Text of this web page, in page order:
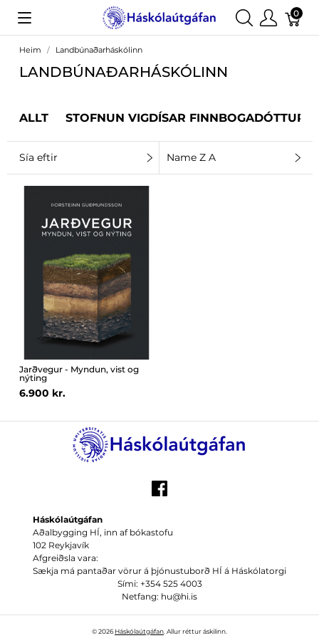
0
Heim Landbúnaðarháskólinn
LANDBÚNAÐARHÁSKÓLINN
ALLT STOFNUN VIGDÍSAR FINNBOGADÓTTUR
Sía eftir Name Z A
Jarðvegur - Myndun, vist og
nýting
6.900 kr.
Háskólaútgáfan
Aðalbygging HÍ, inn af bókastofu
102 Reykjavík
Afgreiðsla vara:
Sækja má pantaðar vörur á þjónustuborð HÍ á Háskólatorgi
Sími: +354 525 4003
Netfang: hu@hi.is
© 2026Háskólaútgáfan . Allur réttur áskilinn.